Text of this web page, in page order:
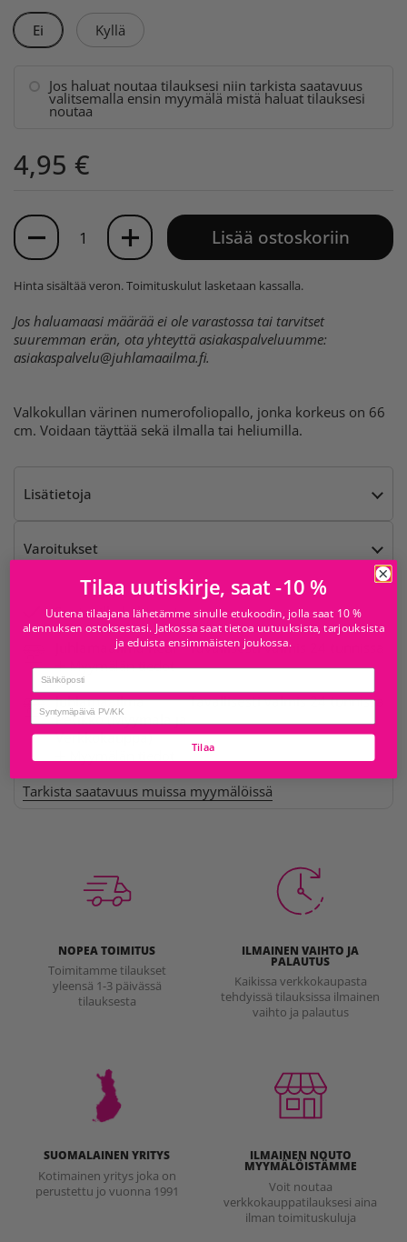
Ei Kyllä
Jos haluat noutaa tilauksesi niin tarkista saatavuus
valitsemalla ensin myymälä mistä haluat tilauksesi
noutaa
4,95 €
Määrä
Lisää ostoskoriin
Hinta sisältää veron.Toimituskulut lasketaan kassalla.
Jos haluamaasi määrää ei ole varastossa tai tarvitset
suuremman erän, ota yhteyttä asiakaspalveluumme:
asiakaspalvelu@juhlamaailma.fi.
Valkokullan värinen numerofoliopallo, jonka korkeus on 66
cm. Voidaan täyttää sekä ilmalla tai heliumilla.
Lisätietoja
Varoitukset
Saatavilla kohteesta
Juhlamaailma Redi
Myymälän tiedot
Tavallisesti valmis 24 tunnissa
Juhlamaailma
Petikko (Myymälä ja
Verkkokauppa)
Tavallisesti valmis 24 tunnissa
Tarkista saatavuus muissa myymälöissä
NOPEA TOIMITUS
Toimitamme tilaukset
yleensä 1-3 päivässä
tilauksesta
ILMAINEN VAIHTO JA
PALAUTUS
Kaikissa verkkokaupasta
tehdyissä tilauksissa ilmainen
vaihto ja palautus
SUOMALAINEN YRITYS
Kotimainen yritys joka on
perustettu jo vuonna 1991
ILMAINEN NOUTO
MYYMÄLÖISTÄMME
Voit noutaa
verkkokauppatilauksesi aina
ilman toimituskuluja
Tilaa uutiskirje, saat -10 %
Uutena tilaajana lähetämme sinulle etukoodin, jolla saat 10 %
alennuksen ostoksestasi. Jatkossa saat tietoa uutuuksista, tarjouksista
ja eduista ensimmäisten joukossa.
Email
birthday
Tilaa